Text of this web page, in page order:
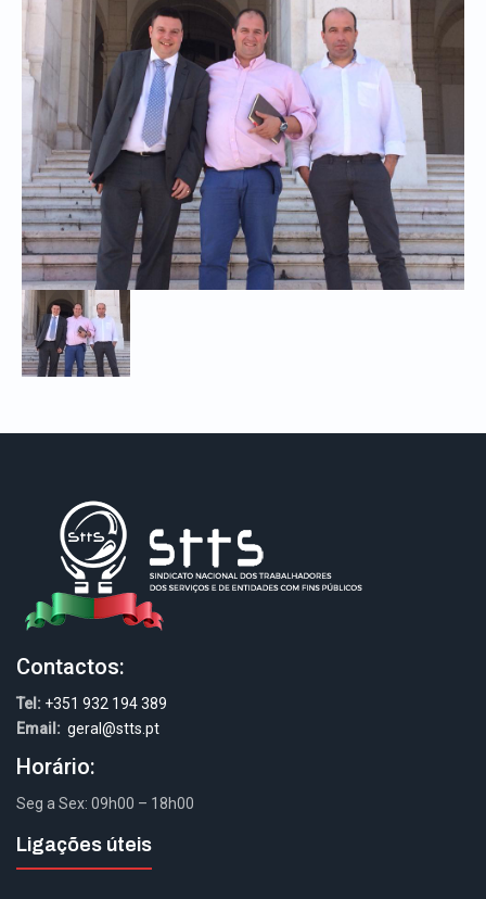
Contactos:
Tel: +351 932 194 389
Email: geral@stts.pt
Horário:
Seg a Sex: 09h00 – 18h00
Ligações úteis